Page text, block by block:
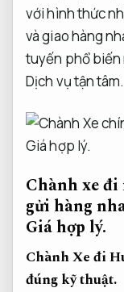
với hình thức
và giao hàng
tuyến phổ biến
Dịch vụ tận tâm.
Giá hợp lý.
Chành xe
gửi hàng
Giá hợp lý.
Chành Xe đi
đúng kỹ thuật.